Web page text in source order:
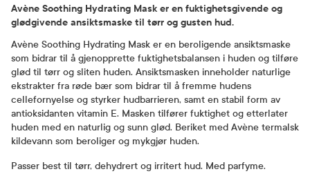
Avène Soothing Hydrating Mask er en fuktighetsgivende og
glødgivende ansiktsmaske til tørr og gusten hud.
Avène Soothing Hydrating Mask er en beroligende ansiktsmaske
som bidrar til å gjenopprette fuktighetsbalansen i huden og tilføre
glød til tørr og sliten huden. Ansiktsmasken inneholder naturlige
ekstrakter fra røde bær som bidrar til å fremme hudens
cellefornyelse og styrker hudbarrieren, samt en stabil form av
antioksidanten vitamin E. Masken tilfører fuktighet og etterlater
huden med en naturlig og sunn glød. Beriket med Avène termalsk
kildevann som beroliger og mykgjør huden.
Passer best til tørr, dehydrert og irritert hud. Med parfyme.